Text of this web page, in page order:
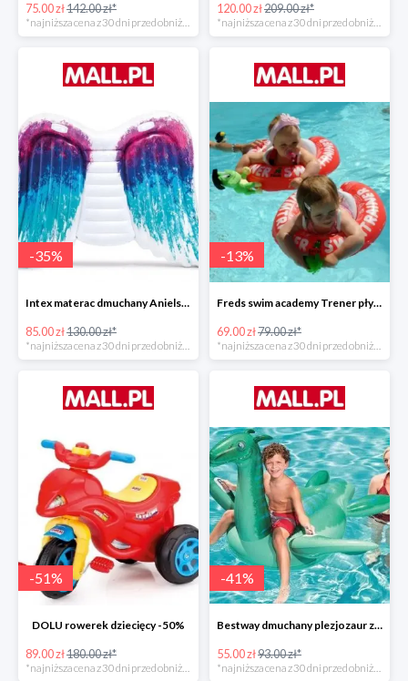
75.00 zł142.00 zł*
*najniższa cena z 30 dni przed obniżką
120.00 zł209.00 zł*
*najniższa cena z 30 dni przed obniżką
-35%
Intex materac dmuchany Anielskie skrzydła -34%
85.00 zł130.00 zł*
-13%
Freds swim academy Trener pływania
69.00 zł79.00 zł*
-51%
DOLU rowerek dziecięcy -50%
89.00 zł180.00 zł*
*najniższa cena z 30 dni przed obniżką
-41%
Bestway dmuchany plezjozaur z uchwytami -40%
55.00 zł93.00 zł*
*najniższa cena z 30 dni przed obniżką